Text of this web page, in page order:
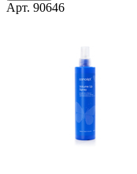
Арт. 90646